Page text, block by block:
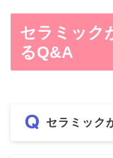
セラミック
るQ&A
セラミック